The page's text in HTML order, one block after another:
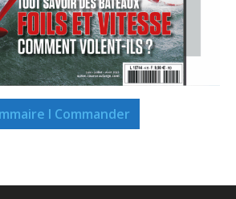
I Commander